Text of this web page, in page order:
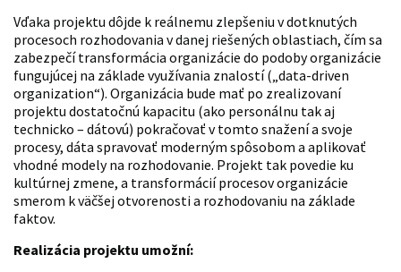
Vďaka projektu dôjde k reálnemu zlepšeniu v dotknutých
procesoch rozhodovania v danej riešených oblastiach, čím sa
zabezpečí transformácia organizácie do podoby organizácie
fungujúcej na základe využívania znalostí („data-driven
organization“). Organizácia bude mať po zrealizovaní
projektu dostatočnú kapacitu (ako personálnu tak aj
technicko – dátovú) pokračovať v tomto snažení a svoje
procesy, dáta spravovať moderným spôsobom a aplikovať
vhodné modely na rozhodovanie. Projekt tak povedie ku
kultúrnej zmene, a transformácií procesov organizácie
smerom k väčšej otvorenosti a rozhodovaniu na základe
faktov.
Realizácia projektu umožní: